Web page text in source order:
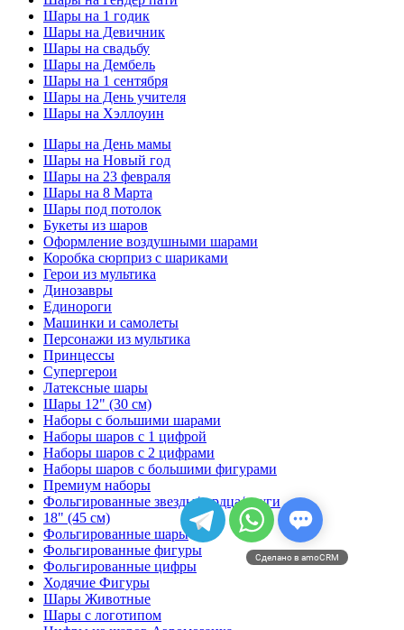
Шары на 1 годик
Шары на Девичник
Шары на свадьбу
Шары на Дембель
Шары на 1 сентября
Шары на День учителя
Шары на Хэллоуин
Шары на День мамы
Шары на Новый год
Шары на 23 февраля
Шары на 8 Марта
Шары под потолок
Букеты из шаров
Оформление воздушными шарами
Коробка сюрприз с шариками
Герои из мультика
Динозавры
Единороги
Машинки и самолеты
Персонажи из мультика
Принцессы
Супергерои
Латексные шары
Шары 12" (30 см)
Наборы с большими шарами
Наборы шаров с 1 цифрой
Наборы шаров с 2 цифрами
Наборы шаров с большими фигурами
Премиум наборы
Фольгированные звезды/сердца/круги
18" (45 см)
Фольгированные шары
Фольгированные фигуры
Фольгированные цифры
Ходячие Фигуры
Шары Животные
Шары с логотипом
Сделано в amoCRM